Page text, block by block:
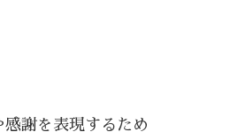
謝を表現するため